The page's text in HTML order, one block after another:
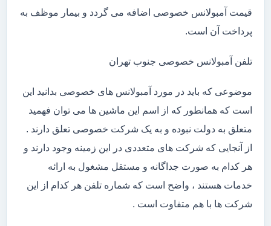
قیمت آمبولانس خصوصی اضافه می گردد و بیمار موظف به
پرداخت آن است.
تلفن آمبولانس خصوصی جنوب تهران
موضوعی که باید در مورد آمبولانس های خصوصی بدانید این
است که همانطور که از اسم این ماشین ها می توان فهمید
متعلق به دولت نبوده و به یک شرکت خصوصی تعلق دارند .
از آنجایی که شرکت های متعددی در این زمینه وجود دارند و
هر کدام به صورت جداگانه و مستقل مشغول به ارائه
خدمات هستند ، واضح است که شماره تلفن هر کدام از این
شرکت ها با هم متفاوت است .